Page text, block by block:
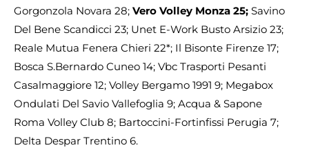
Gorgonzola Novara 28; Vero Volley Monza 25; Savino
Del Bene Scandicci 23; Unet E-Work Busto Arsizio 23;
Reale Mutua Fenera Chieri 22*; Il Bisonte Firenze 17;
Bosca S.Bernardo Cuneo 14; Vbc Trasporti Pesanti
Casalmaggiore 12; Volley Bergamo 1991 9; Megabox
Ondulati Del Savio Vallefoglia 9; Acqua & Sapone
Roma Volley Club 8; Bartoccini-Fortinfissi Perugia 7;
Delta Despar Trentino 6.